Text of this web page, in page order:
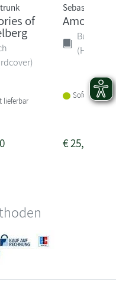
of
lieferbar
Sebastian
Amokspiel
Buch
Sofort
€25,00